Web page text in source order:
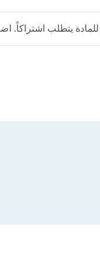
يتطلب اشتراكاً.